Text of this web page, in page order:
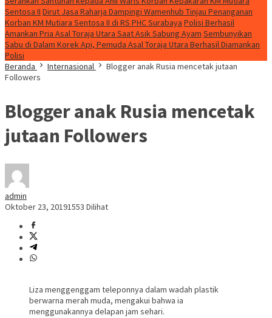
Sentosa II Dirut Jasa Raharja Dampingi Wamenhub Tinjau Penanganan
Korban KM Mutiara Sentosa II di RS PHC Surabaya Polisi Berhasil
Amankan Pria Asal Toraja Utara Saat Asik Sabung Ayam Sembunyikan
Sabu di Dalam Korek Api, Pemuda Asal Toraja Utara Berhasil Diamankan
Polisi
Beranda
Internasional
Blogger anak Rusia mencetak jutaan
Followers
Blogger anak Rusia mencetak
jutaan Followers
admin
Oktober 23, 20191553 Dilihat
Liza menggenggam teleponnya dalam wadah plastik
berwarna merah muda, mengakui bahwa ia
menggunakannya delapan jam sehari.